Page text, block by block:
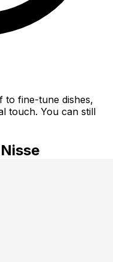
to fine-tune dishes,
touch. You can still